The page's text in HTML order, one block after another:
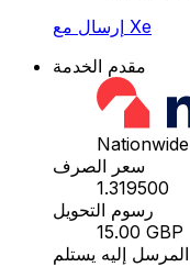
إرسال مع Xe
مقدم الخدمة
Nationwide
سعر الصرف
1.319500
رسوم التحويل
15.00 GBP
المرسل إليه يستلم